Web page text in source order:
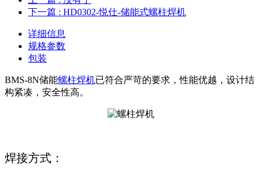
下一篇 : HD0302-悦仕-储能式螺柱焊机
详细信息
规格参数
包装
BMS-8N储能螺柱焊机已符合严苛的要求，性能优越，设计结
构紧凑，安全性高。
焊接方式：